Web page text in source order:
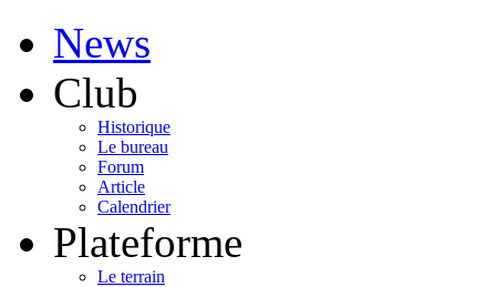
News
Club
Historique
Le bureau
Forum
Article
Calendrier
Plateforme
Le terrain